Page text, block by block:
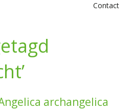
Contact
archangelica